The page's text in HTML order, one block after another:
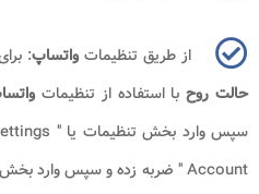
از طریق تنظیمات واتساپ:
حالت روح با استفاده از تنظیمات
سپس وارد بخش تنظیمات یا "
Account" ضربه زده و سپس وارد